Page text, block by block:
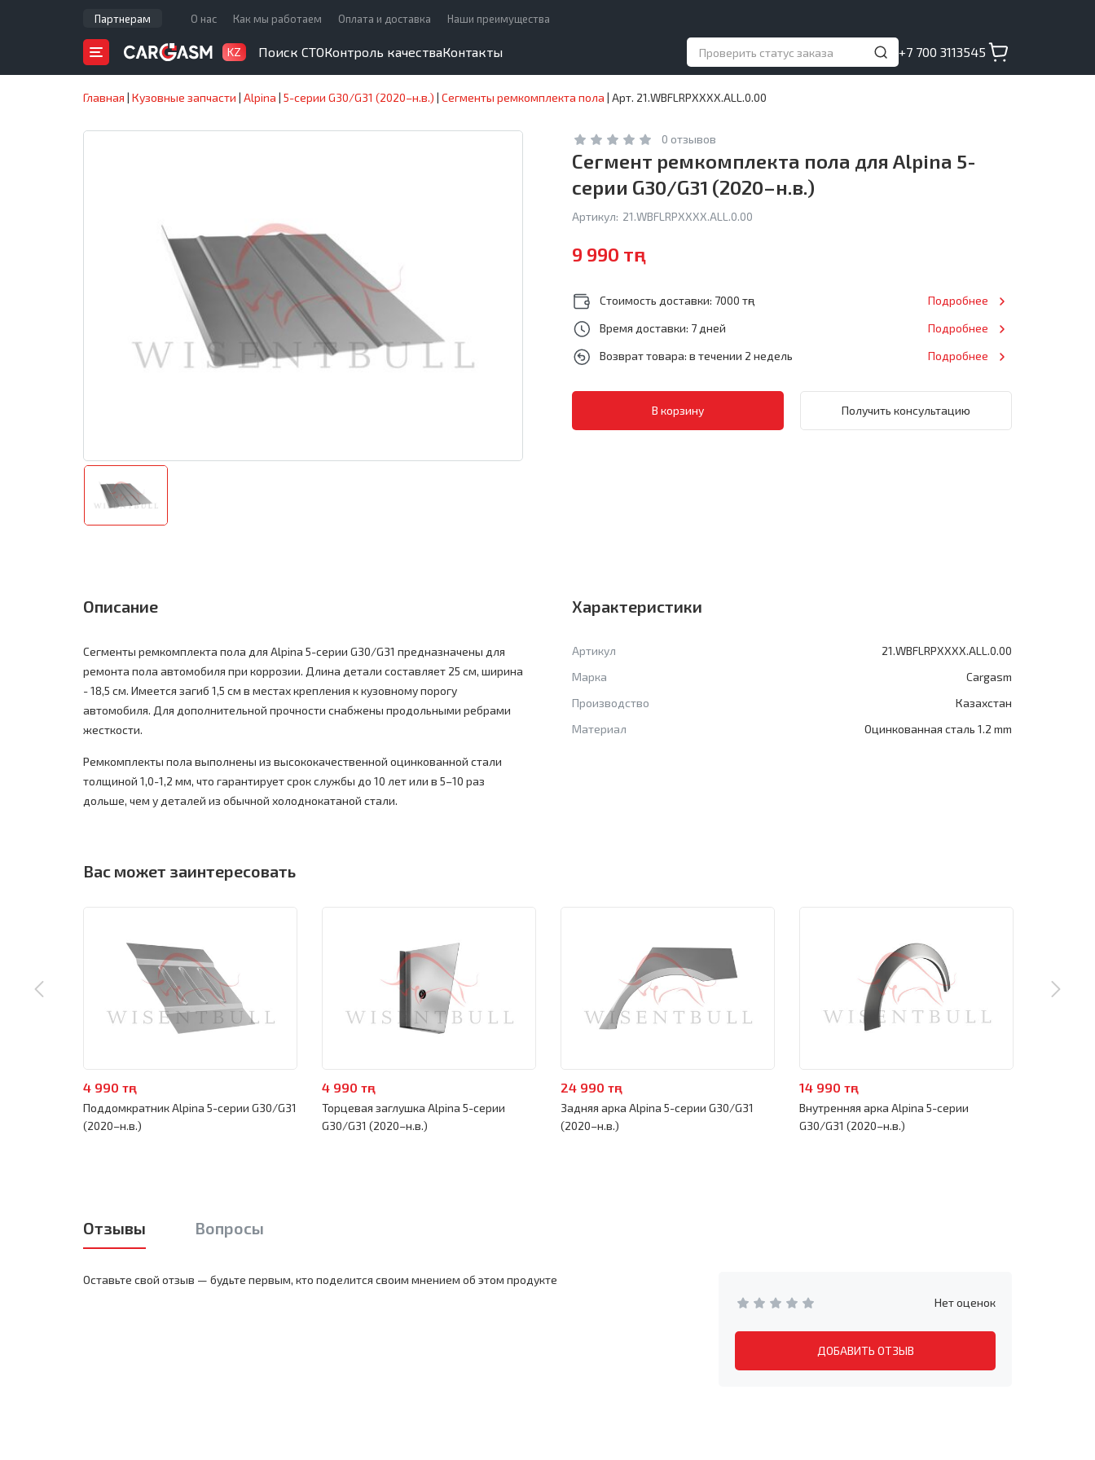
Партнерам О нас Как мы работаем Оплата и доставка Наши преимущества
KZ Поиск СТОКонтроль качестваКонтакты +7 700 3113545
Главная | Кузовные запчасти | Alpina | 5-серии G30/G31 (2020–н.в.) | Сегменты ремкомплекта пола | Арт. 21.WBFLRPXXXX.ALL.0.00
0 отзывов
Сегмент ремкомплекта пола для Alpina 5-
серии G30/G31 (2020–н.в.)
Артикул: 21.WBFLRPXXXX.ALL.0.00
9 990 тңг
Стоимость доставки: 7000 тңг
Подробнее
Время доставки: 7 дней
Подробнее
Возврат товара: в течении 2 недель
Подробнее
Получить консультацию
Описание
Сегменты ремкомплекта пола для Alpina 5-серии G30/G31 предназначены для
ремонта пола автомобиля при коррозии. Длина детали составляет 25 см, ширина
- 18,5 см. Имеется загиб 1,5 см в местах крепления к кузовному порогу
автомобиля. Для дополнительной прочности снабжены продольными ребрами
жесткости.
Ремкомплекты пола выполнены из высококачественной оцинкованной стали
толщиной 1,0-1,2 мм, что гарантирует срок службы до 10 лет или в 5–10 раз
дольше, чем у деталей из обычной холоднокатаной стали.
Характеристики
Артикул
21.WBFLRPXXXX.ALL.0.00
Марка
Cargasm
Производство
Казахстан
Материал
Оцинкованная сталь 1.2 mm
Вас может заинтересовать
4 990 тңг
Поддомкратник Alpina 5-серии G30/G31
(2020–н.в.)
4 990 тңг
Торцевая заглушка Alpina 5-серии
G30/G31 (2020–н.в.)
24 990 тңг
Задняя арка Alpina 5-серии G30/G31
(2020–н.в.)
14 990 тңг
Внутренняя арка Alpina 5-серии
G30/G31 (2020–н.в.)
Отзывы Вопросы
Нет оценок
ДОБАВИТЬ ОТЗЫВ
Оставьте свой отзыв — будьте первым, кто поделится своим мнением об этом продукте